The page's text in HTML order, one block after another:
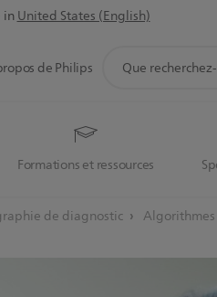
inUnited States (English)
Formations et ressources
de Philips
de diagnostic Algorithmes